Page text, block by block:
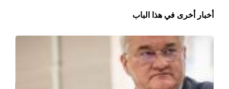
أخبار أخرى في هذا الباب